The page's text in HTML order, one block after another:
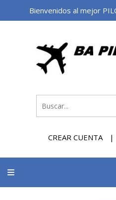
Bienvenidos al mejor
CREAR CUENTA